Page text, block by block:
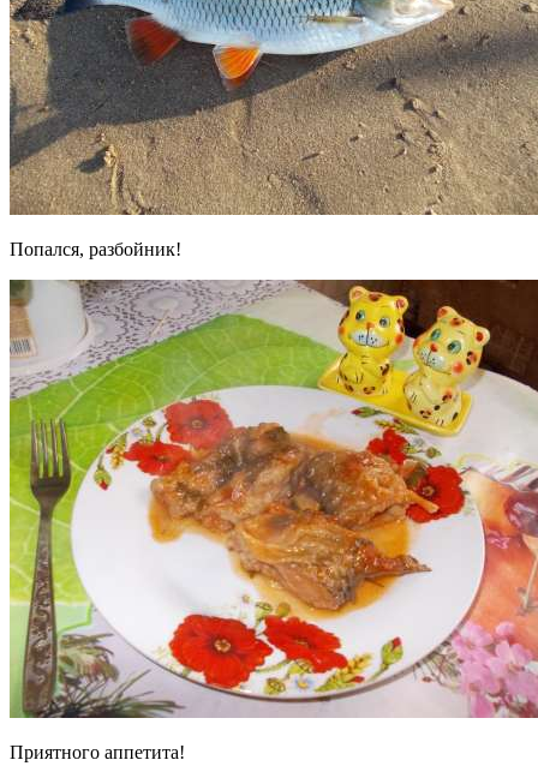
Попался, разбойник!
Приятного аппетита!